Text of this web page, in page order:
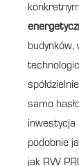
budynków,
samo
inwestycja
podobnie
jak RW